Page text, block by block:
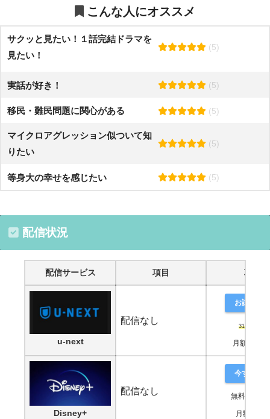
こんな人にオススメ
サクッと見たい！１話完結ドラマを
見たい！
(5)
実話が好き！ (5)
移民・難民問題に関心がある (5)
マイクロアグレッション似ついて知
りたい
(5)
等身大の幸せを感じたい (5)
配信状況
配信サービス 項目 項目
u-next
配信なし
お試し登録
31日間無料
月額2,189
Disney+
配信なし
今すぐ鑑賞
無料期間な
月額990円